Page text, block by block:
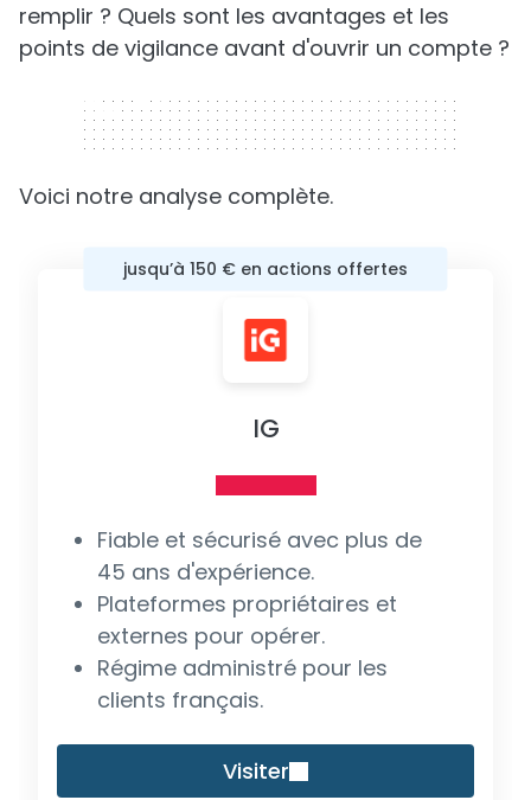
remplir ? Quels sont les avantages et les
points de vigilance avant d'ouvrir un compte ?
320 x 50
Voici notre analyse complète.
jusqu’à 150 € en actions offertes
IG
Fiable et sécurisé avec plus de
45 ans d'expérience.
Plateformes propriétaires et
externes pour opérer.
Régime administré pour les
clients français.
Visiter